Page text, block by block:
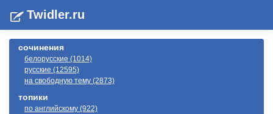
Twidler.ru
сочинения
белорусские (1014)
русские (12595)
на свободную тему (2873)
топики
по английскому (922)